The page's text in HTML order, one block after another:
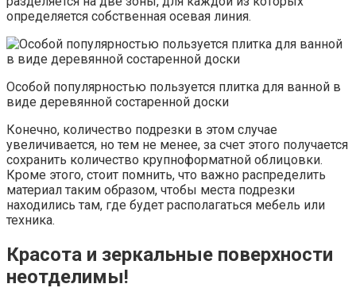
определяется собственная осевая линия.
Особой популярностью пользуется плитка для ванной в
виде деревянной состаренной доски
Конечно, количество подрезки в этом случае
увеличивается, но тем не менее, за счет этого получается
сохранить количество крупноформатной облицовки.
Кроме этого, стоит помнить, что важно распределить
материал таким образом, чтобы места подрезки
находились там, где будет располагаться мебель или
техника.
Красота и зеркальные поверхности
неотделимы!